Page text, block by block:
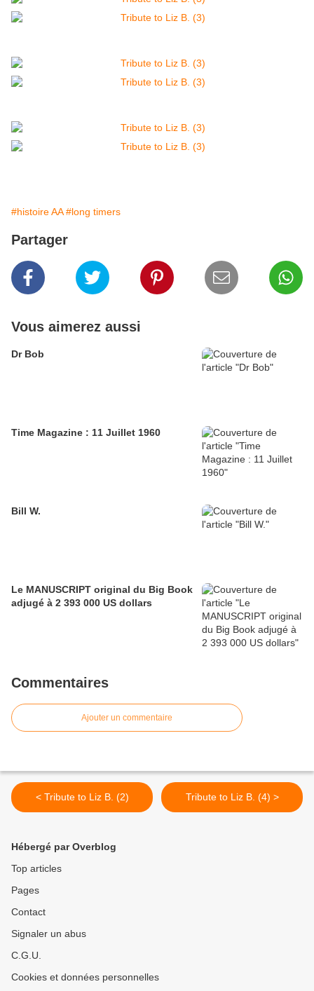
#histoire AA #long timers
Partager
Vous aimerez aussi
Dr Bob
Time Magazine : 11 Juillet 1960
Bill W.
Le MANUSCRIPT original du Big Book
adjugé à 2 393 000 US dollars
Commentaires
Ajouter un commentaire
< Tribute to Liz B. (2) Tribute to Liz B. (4) >
Hébergé par Overblog
Top articles
Pages
Contact
Signaler un abus
C.G.U.
Cookies et données personnelles